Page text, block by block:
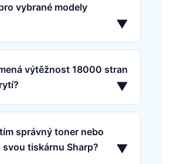
vybrané modely
▼
výtěžnost 18000 stran
▼
správný toner nebo
tiskárnu Sharp?
▼